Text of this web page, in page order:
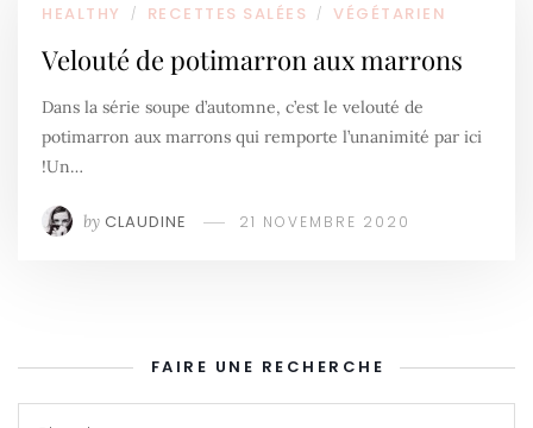
HEALTHY / RECETTES SALÉES / VÉGÉTARIEN
Velouté de potimarron aux marrons
Dans la série soupe d’automne, c’est le velouté de
potimarron aux marrons qui remporte l’unanimité par ici
!Un…
by CLAUDINE 21 NOVEMBRE 2020
FAIRE UNE RECHERCHE